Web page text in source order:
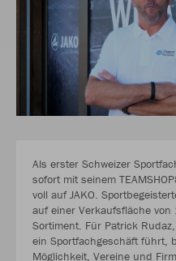
Als erster Schweizer
sofort mit seinem
voll auf JAKO.
auf einer Verkaufsfläche von
Sortiment. Für Patrick
ein Sportfachgeschäft führt,
Möglichkeit, Vereine und